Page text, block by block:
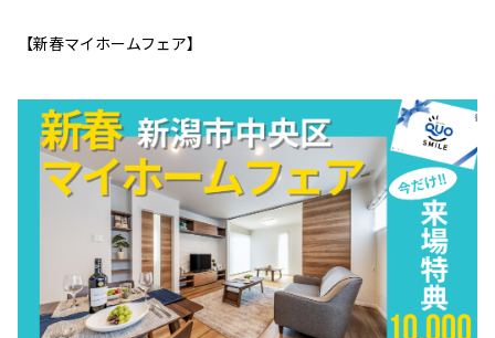
【新春マイホームフェア】